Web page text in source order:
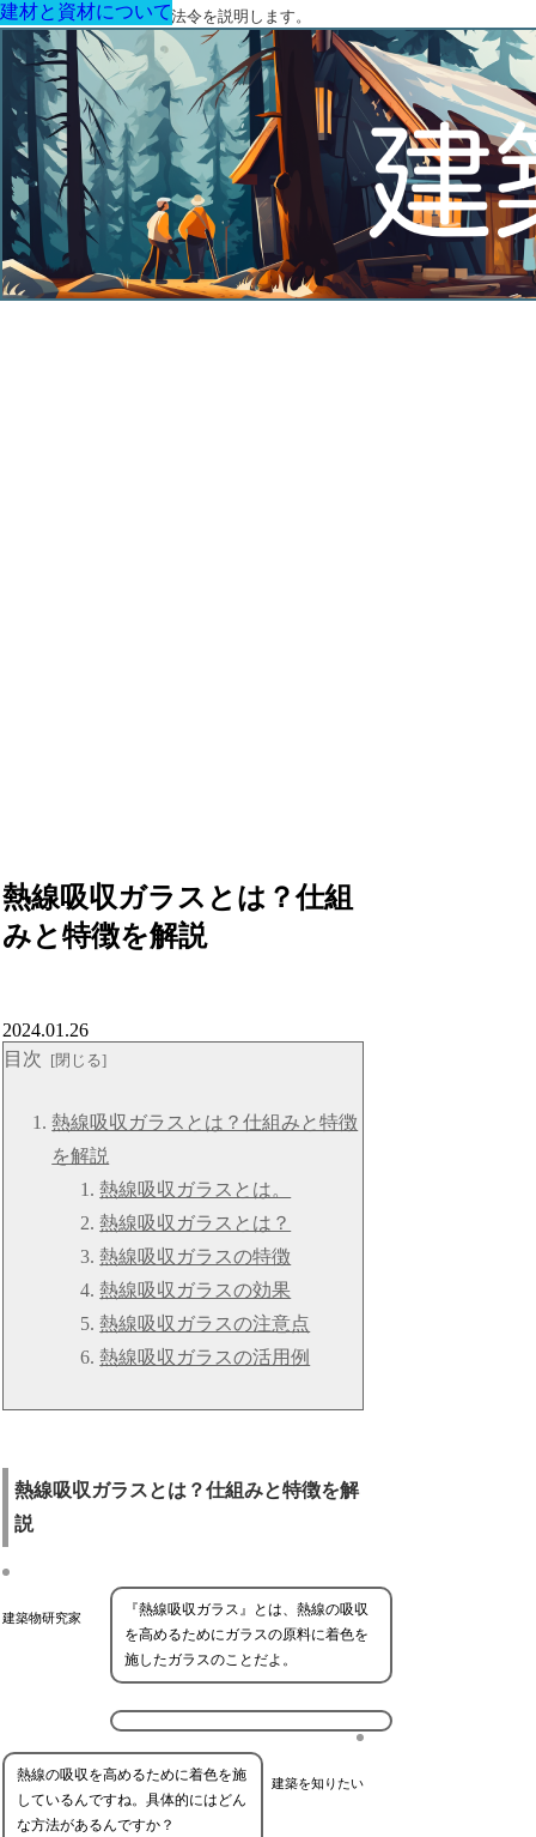
建築に関する用語と関連法令を説明します。
熱線吸収ガラスとは？仕組
みと特徴を解説
建材と資材について
2024.01.26
目次
熱線吸収ガラスとは？仕組みと特徴
を解説
熱線吸収ガラスとは。
熱線吸収ガラスとは？
熱線吸収ガラスの特徴
熱線吸収ガラスの効果
熱線吸収ガラスの注意点
熱線吸収ガラスの活用例
熱線吸収ガラスとは？仕組みと特徴を解
説
建築物研究家
『熱線吸収ガラス』とは、熱線の吸収
を高めるためにガラスの原料に着色を
施したガラスのことだよ。
建築を知りたい
熱線の吸収を高めるために着色を施
しているんですね。具体的にはどん
な方法があるんですか？
建材と資材について
建材と資材について
建材と資材について
建材と資材について
建材と資材について
建材と資材について